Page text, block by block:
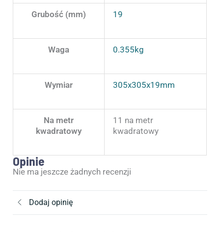
Grubość (mm) 19
Waga 0.355kg
Wymiar 305x305x19mm
Na metr
kwadratowy
11 na metr
kwadratowy
Opinie
Nie ma jeszcze żadnych recenzji
Dodaj opinię